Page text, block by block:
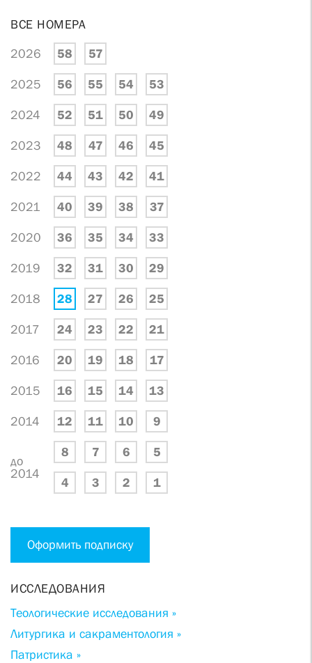
ВСЕ НОМЕРА
2026 58 57
2025 56 55 54 53
2024 52 51 50 49
2023 48 47 46 45
2022 44 43 42 41
2021 40 39 38 37
2020 36 35 34 33
2019 32 31 30 29
2018 28 27 26 25
2017 24 23 22 21
2016 20 19 18 17
2015 16 15 14 13
2014 12 11 10 9
до
2014
8 7 6 5
4 3 2 1
Оформить подписку
ИССЛЕДОВАНИЯ
Теологические исследования »
Литургика и сакраментология »
Патристика »